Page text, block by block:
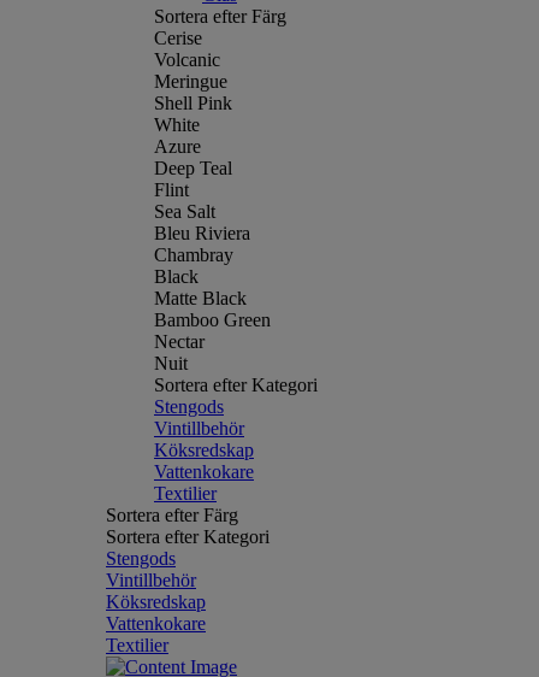
Sortera efter Färg
Cerise
Volcanic
Meringue
Shell Pink
White
Azure
Deep Teal
Flint
Sea Salt
Bleu Riviera
Chambray
Black
Matte Black
Bamboo Green
Nectar
Nuit
Sortera efter Kategori
Stengods
Vintillbehör
Köksredskap
Vattenkokare
Textilier
Sortera efter Färg
Sortera efter Kategori
Stengods
Vintillbehör
Köksredskap
Vattenkokare
Textilier